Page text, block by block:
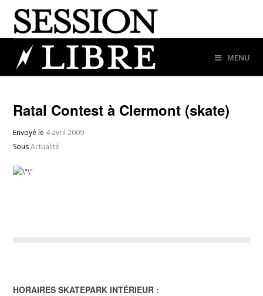
MENU
Ratal Contest à Clermont (skate)
Envoyé le 4 avril 2009
SousActualité
HORAIRES SKATEPARK INTÉRIEUR :